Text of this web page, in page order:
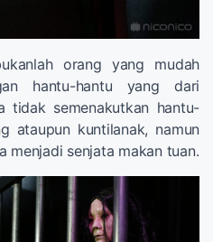
orang yang mudah
hantu-hantu yang dari
tidak semenakutkan hantu-
ataupun kuntilanak, namun
menjadi senjata makan tuan.